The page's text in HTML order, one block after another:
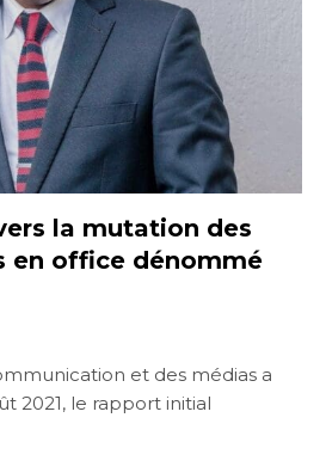
la mutation des
en office dénommé
et des médias a
2021, le rapport initial